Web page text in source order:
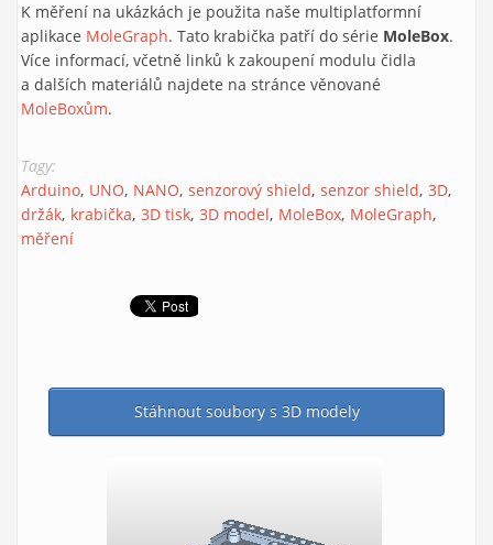
K měření na ukázkách je použita naše multiplatformní
aplikace MoleGraph. Tato krabička patří do série MoleBox.
Více informací, včetně linků k zakoupení modulu čidla
a dalších materiálů najdete na stránce věnované
MoleBoxům.
Tagy:
Arduino UNO NANO senzorový shield senzor shield 3D
držák krabička 3D tisk 3D model MoleBox MoleGraph
měření
Stáhnout soubory s 3D modely